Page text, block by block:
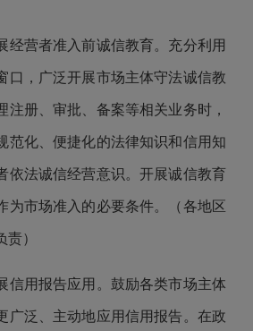
营者准入前诚信教育。充分利用
口，广泛开展市场主体守法诚信教
注册、审批、备案等相关业务时，
范化、便捷化的法律知识和信用知
依法诚信经营意识。开展诚信教育
为市场准入的必要条件。（各地区
）
用报告应用。鼓励各类市场主体
广泛、主动地应用信用报告。在政